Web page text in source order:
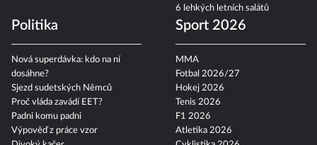
6 lehkých letních salátů
Politika
Nová superdávka: kdo na ní
dosáhne?
Sjezd sudetských Němců
Proč vláda zavádí EET?
Padni komu padni
Výpověď z práce vzor
Sport 2026
MMA
Fotbal 2026/27
Hokej 2026
Tenis 2026
F1 2026
Atletika 2026